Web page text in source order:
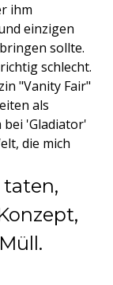
ihm
einzigen
sollte.
schlecht.
"Vanity Fair"
als
'Gladiator'
die mich
taten,